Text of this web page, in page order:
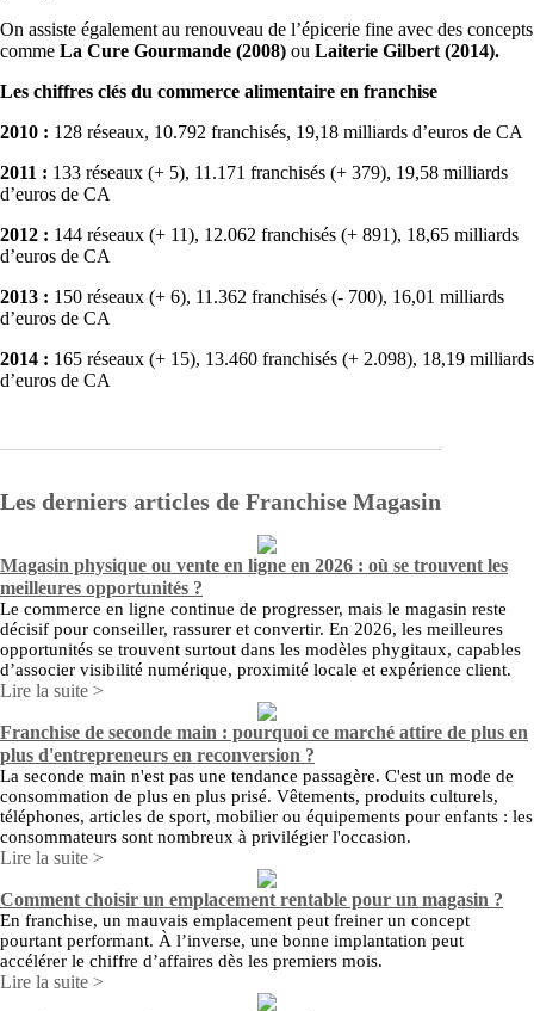
On assiste également au renouveau de l’épicerie fine avec des concepts
comme La Cure Gourmande (2008) ou Laiterie Gilbert (2014).
Les chiffres clés du commerce alimentaire en franchise
2010 : 128 réseaux, 10.792 franchisés, 19,18 milliards d’euros de CA
2011 : 133 réseaux (+ 5), 11.171 franchisés (+ 379), 19,58 milliards
d’euros de CA
2012 : 144 réseaux (+ 11), 12.062 franchisés (+ 891), 18,65 milliards
d’euros de CA
2013 : 150 réseaux (+ 6), 11.362 franchisés (- 700), 16,01 milliards
d’euros de CA
2014 : 165 réseaux (+ 15), 13.460 franchisés (+ 2.098), 18,19 milliards
d’euros de CA
Les derniers articles de Franchise Magasin
Magasin physique ou vente en ligne en 2026 : où se trouvent les
meilleures opportunités ?
Le commerce en ligne continue de progresser, mais le magasin reste
décisif pour conseiller, rassurer et convertir. En 2026, les meilleures
opportunités se trouvent surtout dans les modèles phygitaux, capables
d’associer visibilité numérique, proximité locale et expérience client.
Lire la suite >
Franchise de seconde main : pourquoi ce marché attire de plus en
plus d'entrepreneurs en reconversion ?
La seconde main n'est pas une tendance passagère. C'est un mode de
consommation de plus en plus prisé. Vêtements, produits culturels,
téléphones, articles de sport, mobilier ou équipements pour enfants : les
consommateurs sont nombreux à privilégier l'occasion.
Lire la suite >
Comment choisir un emplacement rentable pour un magasin ?
En franchise, un mauvais emplacement peut freiner un concept
pourtant performant. À l’inverse, une bonne implantation peut
accélérer le chiffre d’affaires dès les premiers mois.
Lire la suite >